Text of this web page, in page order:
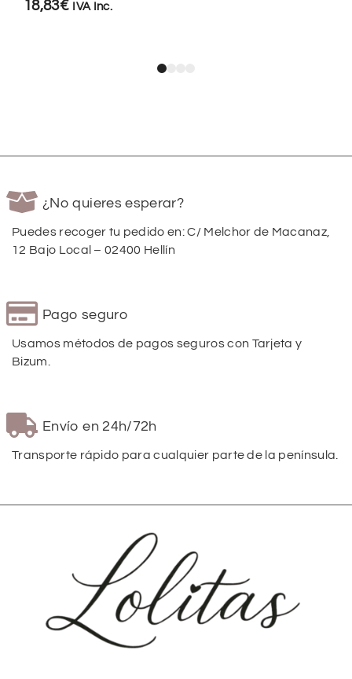
18,83€ IVA Inc.
¿No quieres esperar?
Puedes recoger tu pedido en: C/ Melchor de Macanaz,
12 Bajo Local – 02400 Hellín
Pago seguro
Usamos métodos de pagos seguros con Tarjeta y
Bizum.
Envío en 24h/72h
Transporte rápido para cualquier parte de la península.